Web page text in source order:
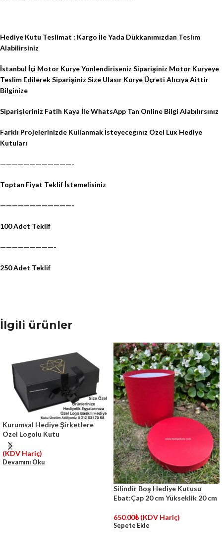
Hediye Kutu Teslimat : Kargo İle Yada Dükkanımızdan Teslım
Alabilirsiniz
İstanbul İçi Motor Kurye Yonlendiriseniz Siparişiniz Motor Kuryeye
Teslim Edilerek Siparişiniz Size Ulasır Kurye Üçreti Alıcıya Aittir
Bilginize
Siparişleriniz Fatih Kaya İle WhatsApp Tan Online Bilgi Alabılırsınız
Farklı Projelerinizde Kullanmak İsteyecegınız Özel Lüx Hediye
Kutuları
————————————-
Toptan Fiyat Teklif İstemelisiniz
————————————-
100 Adet Teklif
—————————-
250 Adet Teklif
İlgili ürünler
Kurumsal Hediye Şirketlere
Özel Logolu Kutu
(KDV Hariç)
Devamını Oku
Silindir Boş Hediye Kutusu
Ebat:Çap 20 cm Yükseklik 20 cm
650.00₺ (KDV Hariç)
Sepete Ekle